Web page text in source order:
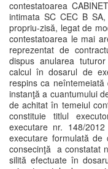
contestatoarea
intimata SC CEC B
propriu-zisă, legat de
contestatoarea le mai
reprezentat de
dispus anularea
calcul în dosarul de
respins ca
instanţă a cuantumului
de achitat în temeiul
constituie titlul
executare nr. 148/
executare formulată
consecinţă a constatat
silită efectuate în